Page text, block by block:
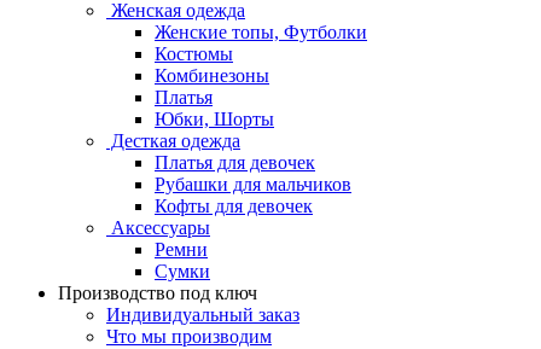
Женская одежда
Женские топы, Футболки
Костюмы
Комбинезоны
Платья
Юбки, Шорты
Десткая одежда
Платья для девочек
Рубашки для мальчиков
Кофты для девочек
Аксессуары
Ремни
Сумки
Производство под ключ
Индивидуальный заказ
Что мы производим